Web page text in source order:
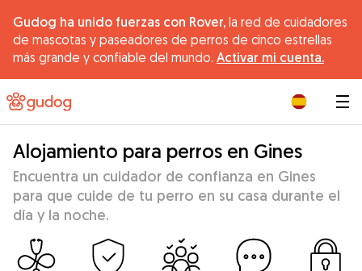
Gudog ha unido fuerzas con Rover, la red de cuidadores
de mascotas y paseadores de perros de cinco estrellas
más grande y confiable del mundo. Activar mi cuenta.
Alojamiento para perros en Gines
Encuentra un cuidador de confianza en Gines
para que cuide de tu perro en su casa durante el
día y la noche.